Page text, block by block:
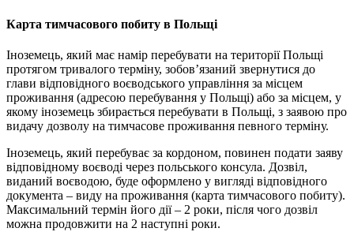
Карта тимчасового побиту в Польщі
Іноземець, який має намір перебувати на території Польщі
протягом тривалого терміну, зобов’язаний звернутися до
глави відповідного воєводського управління за місцем
проживання (адресою перебування у Польщі) або за місцем, у
якому іноземець збирається перебувати в Польщі, з заявою про
видачу дозволу на тимчасове проживання певного терміну.
Іноземець, який перебуває за кордоном, повинен подати заяву
відповідному воєводі через польського консула. Дозвіл,
виданий воєводою, буде оформлено у вигляді відповідного
документа – виду на проживання (карта тимчасового побиту).
Максимальний термін його дії – 2 роки, після чого дозвіл
можна продовжити на 2 наступні роки.